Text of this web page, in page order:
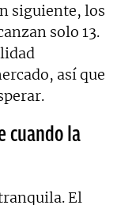
siguiente, los
solo 13.
así que
cuando la
El